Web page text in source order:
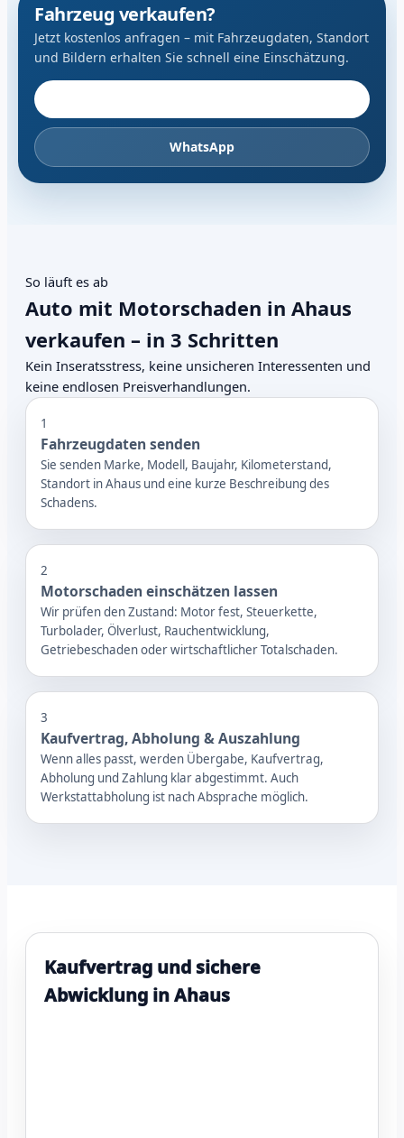
Fahrzeug verkaufen?
Jetzt kostenlos anfragen – mit Fahrzeugdaten, Standort
und Bildern erhalten Sie schnell eine Einschätzung.
WhatsApp
So läuft es ab
Auto mit Motorschaden in Ahaus
verkaufen – in 3 Schritten
Kein Inseratsstress, keine unsicheren Interessenten und
keine endlosen Preisverhandlungen.
1
Fahrzeugdaten senden
Sie senden Marke, Modell, Baujahr, Kilometerstand,
Standort in Ahaus und eine kurze Beschreibung des
Schadens.
2
Motorschaden einschätzen lassen
Wir prüfen den Zustand: Motor fest, Steuerkette,
Turbolader, Ölverlust, Rauchentwicklung,
Getriebeschaden oder wirtschaftlicher Totalschaden.
3
Kaufvertrag, Abholung & Auszahlung
Wenn alles passt, werden Übergabe, Kaufvertrag,
Abholung und Zahlung klar abgestimmt. Auch
Werkstattabholung ist nach Absprache möglich.
Kaufvertrag und sichere
Abwicklung in Ahaus